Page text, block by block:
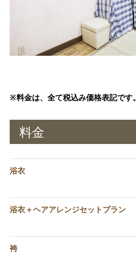
※料金は、全て税込み価格表記です。
料金
浴衣
浴衣＋ヘアアレンジセットプラン
袴